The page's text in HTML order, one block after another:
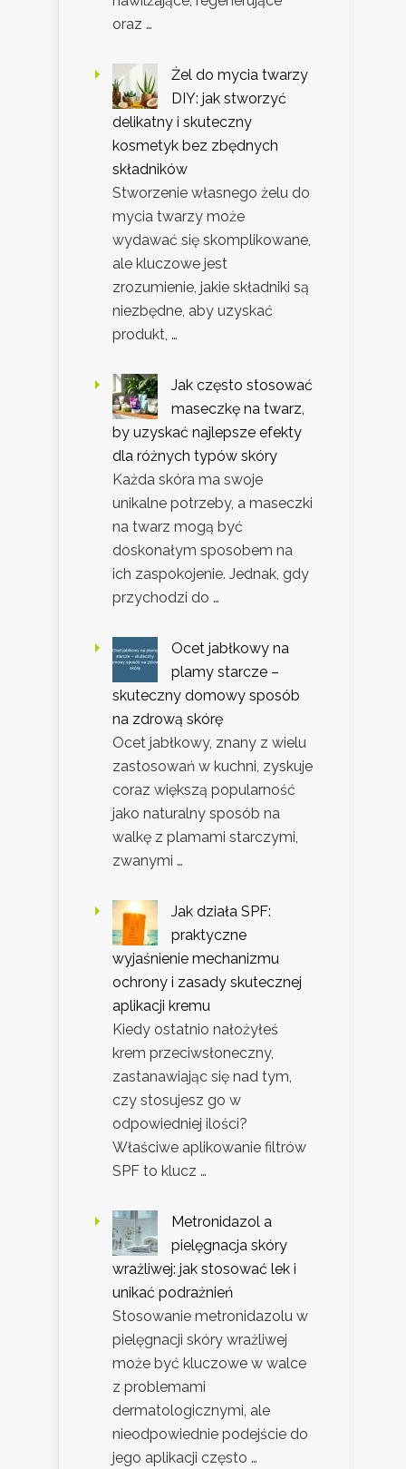
oraz …
Żel do mycia twarzy
DIY: jak stworzyć
delikatny i skuteczny
kosmetyk bez zbędnych
składników
Stworzenie własnego żelu do
mycia twarzy może
wydawać się skomplikowane,
ale kluczowe jest
zrozumienie, jakie składniki są
niezbędne, aby uzyskać
produkt, …
Jak często stosować
maseczkę na twarz,
by uzyskać najlepsze efekty
dla różnych typów skóry
Każda skóra ma swoje
unikalne potrzeby, a maseczki
na twarz mogą być
doskonałym sposobem na
ich zaspokojenie. Jednak, gdy
przychodzi do …
Ocet jabłkowy na
plamy starcze –
skuteczny domowy sposób
na zdrową skórę
Ocet jabłkowy, znany z wielu
zastosowań w kuchni, zyskuje
coraz większą popularność
jako naturalny sposób na
walkę z plamami starczymi,
zwanymi …
Jak działa SPF:
praktyczne
wyjaśnienie mechanizmu
ochrony i zasady skutecznej
aplikacji kremu
Kiedy ostatnio nałożyłeś
krem przeciwsłoneczny,
zastanawiając się nad tym,
czy stosujesz go w
odpowiedniej ilości?
Właściwe aplikowanie filtrów
SPF to klucz …
Metronidazol a
pielęgnacja skóry
wrażliwej: jak stosować lek i
unikać podrażnień
Stosowanie metronidazolu w
pielęgnacji skóry wrażliwej
może być kluczowe w walce
z problemami
dermatologicznymi, ale
nieodpowiednie podejście do
jego aplikacji często …